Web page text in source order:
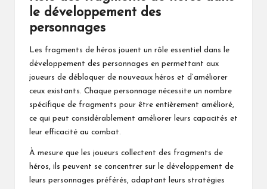
le développement des
personnages
Les fragments de héros jouent un rôle essentiel dans le
développement des personnages en permettant aux
joueurs de débloquer de nouveaux héros et d’améliorer
ceux existants. Chaque personnage nécessite un nombre
spécifique de fragments pour être entièrement amélioré,
ce qui peut considérablement améliorer leurs capacités et
leur efficacité au combat.
À mesure que les joueurs collectent des fragments de
héros, ils peuvent se concentrer sur le développement de
leurs personnages préférés, adaptant leurs stratégies